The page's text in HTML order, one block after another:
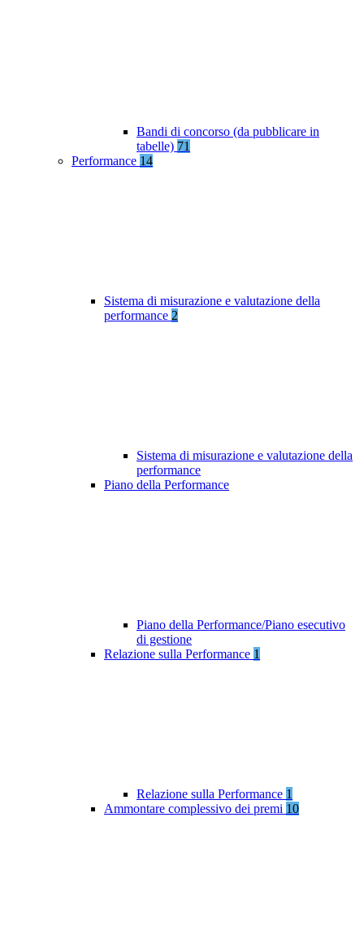
Bandi di concorso (da pubblicare in
tabelle) 71
Performance 14
Sistema di misurazione e valutazione della
performance 2
Sistema di misurazione e valutazione della
performance
Piano della Performance
Piano della Performance/Piano esecutivo
di gestione
Relazione sulla Performance 1
Relazione sulla Performance 1
Ammontare complessivo dei premi 10